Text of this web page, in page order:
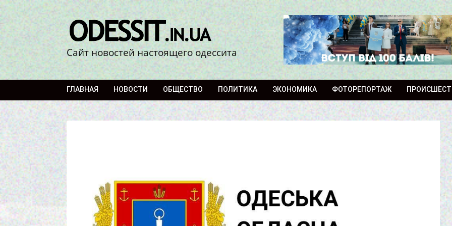
Сайт новостей настоящего одессита
ГЛАВНАЯ НОВОСТИ ОБЩЕСТВО ПОЛИТИКА ЭКОНОМИКА ФОТОРЕПОРТАЖ